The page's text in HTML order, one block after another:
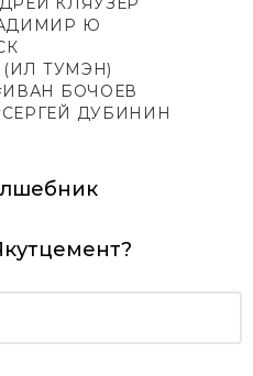
Ю
ТУМЭН)
ИВАН БОЧОЕВ
СЕРГЕЙ ДУБИНИН